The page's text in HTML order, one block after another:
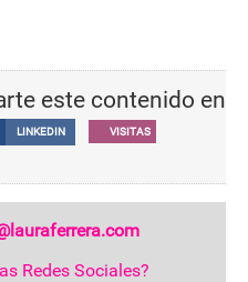
este contenido en
LINKEDIN VISITAS
Redes Sociales?